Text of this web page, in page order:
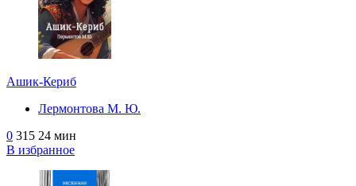
Ашик-Кериб
Лермонтова М. Ю.
0 315 24 мин
В избранное